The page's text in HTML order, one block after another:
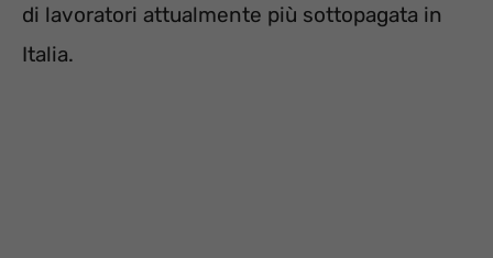
di lavoratori attualmente più sottopagata in
Italia.